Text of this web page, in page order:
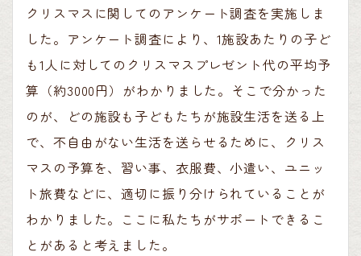
クリスマスに関してのアンケート調査を実施しま
した。アンケート調査により、1施設あたりの子ど
も1人に対してのクリスマスプレゼント代の平均予
算（約3000円）がわかりました。そこで分かった
のが、どの施設も子どもたちが施設生活を送る上
で、不自由がない生活を送らせるために、クリス
マスの予算を、習い事、衣服費、小遣い、ユニッ
ト旅費などに、適切に振り分けられていることが
わかりました。ここに私たちがサポートできるこ
とがあると考えました。